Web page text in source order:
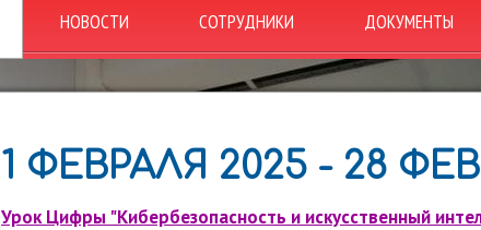
НОВОСТИ СОТРУДНИКИ ДОКУМЕНТЫ
1 ФЕВРАЛЯ 2025 - 28
Урок Цифры "Кибербезопасность и искусственный